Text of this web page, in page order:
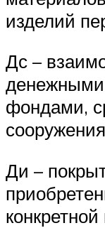
изделий
Дс –
фондами,
Ди –